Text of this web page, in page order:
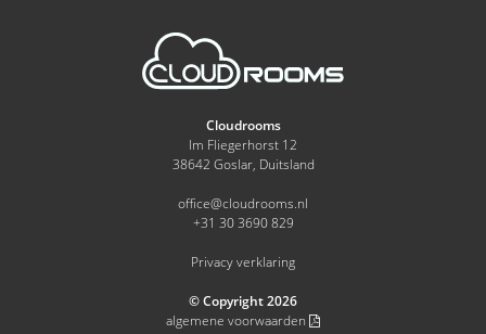
Cloudrooms
Im Fliegerhorst 12
38642 Goslar, Duitsland
office@cloudrooms.nl
+31 30 3690 829
Privacy verklaring
© Copyright 2026
algemene voorwaarden